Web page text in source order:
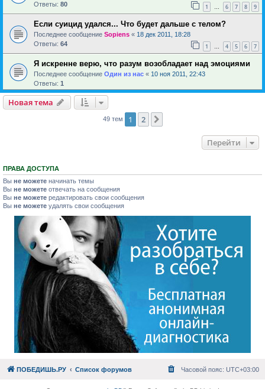
Ответы: 80 1 … 6 7 8 9
Если суицид удался... Что будет дальше с телом?
Последнее сообщение Sopiens « 18 дек 2011, 18:28
Ответы: 64 1 … 4 5 6 7
Я искренне верю, что разум возобладает над эмоциями
Последнее сообщение Один из нас « 10 ноя 2011, 22:43
Ответы: 1
Новая тема
49 тем 1 2
Перейти
ПРАВА ДОСТУПА
Вы не можете начинать темы
Вы не можете отвечать на сообщения
Вы не можете редактировать свои сообщения
Вы не можете удалять свои сообщения
ПОБЕДИШЬ.РУ Список форумов Часовой пояс: UTC+03:00